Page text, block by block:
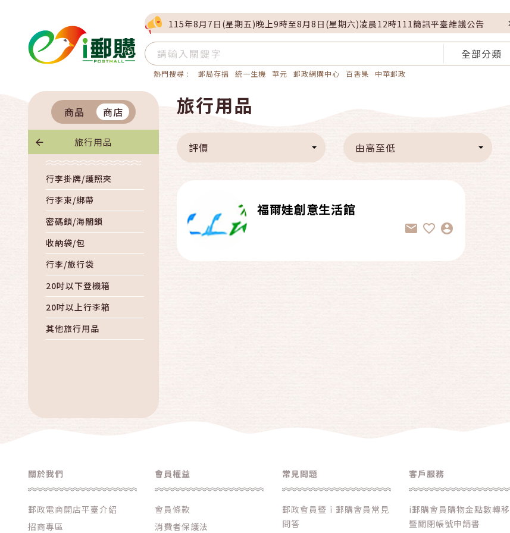
115年8月7日(星期五)晚上9時至8月8日(星期六)凌晨12時111簡訊平臺維護公告
全部分類
熱門搜尋 : 郵局存摺 統一生機 華元 郵政網購中心 百香果 中華郵政
商品 商店
旅行用品
行李掛牌/護照夾
行李束/綁帶
密碼鎖/海關鎖
收納袋/包
行李/旅行袋
20吋以下登機箱
20吋以上行李箱
其他旅行用品
旅行用品
評價 由高至低
福爾娃創意生活館
關於我們
郵政電商開店平臺介紹
招商專區
會員權益
會員條款
消費者保護法
常見問題
郵政會員暨ｉ郵購會員常見
問答
客戶服務
i郵購會員購物金點數轉移
暨關閉帳號申請書